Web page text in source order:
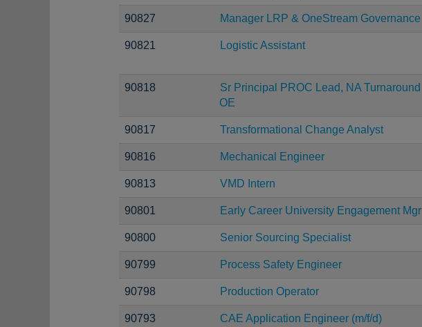
90827 Manager LRP & OneStream Governance
90821 Logistic Assistant
90818
Sr Principal PROC Lead, NA Turnaround
OE
90817 Transformational Change Analyst
90816 Mechanical Engineer
90813 VMD Intern
90801 Early Career University Engagement Mgr
90800 Senior Sourcing Specialist
90799 Process Safety Engineer
90798 Production Operator
90793 CAE Application Engineer (m/f/d)